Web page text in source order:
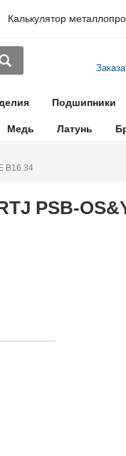
Калькулятор
Подшипники
Медь Латунь
B16.34
PSB-